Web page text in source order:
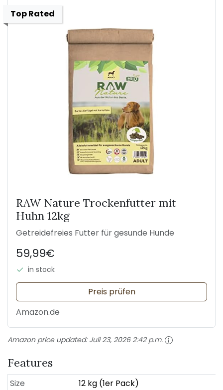
Top Rated
RAW Nature Trockenfutter mit
Huhn 12kg
Getreidefreies Futter für gesunde Hunde
59,99€
in stock
Preis prüfen
Amazon.de
Amazon price updated: Juli 23, 2026 2:42 p.m.
Features
Size 12 kg (1er Pack)